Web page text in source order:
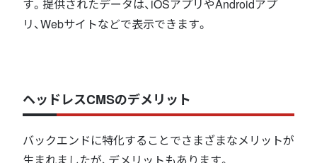
す。提供されたデータは、iOSアプリやAndroidアプ
リ、Webサイトなどで表示できます。
ヘッドレスCMSのデメリット
バックエンドに特化することでさまざまなメリットが
生まれましたが、デメリットもあります。